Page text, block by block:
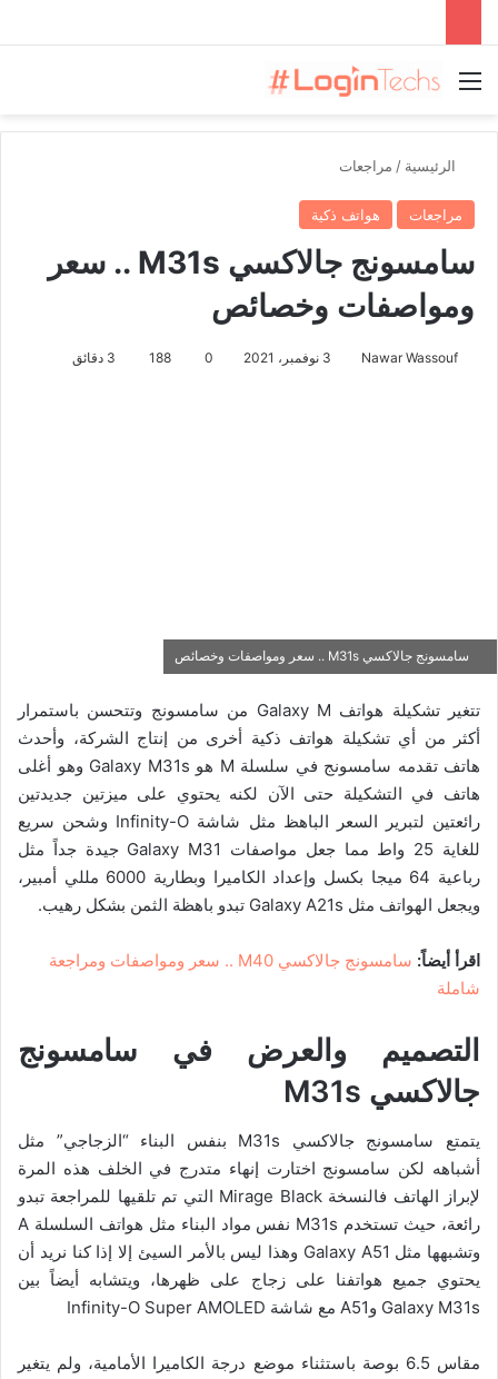
القائمة
الرئيسية / مراجعات
مراجعات هواتف ذكية
سامسونج جالاكسي M31s .. سعر
ومواصفات وخصائص
Nawar Wassouf 3 نوفمبر، 2021 0
188
سامسونج جالاكسي M31s .. سعر ومواصفات وخصائص
تتغير تشكيلة هواتف Galaxy M من سامسونج وتتحسن باستمرار
أكثر من أي تشكيلة هواتف ذكية أخرى من إنتاج الشركة، وأحدث
هاتف تقدمه سامسونج في سلسلة M هو Galaxy M31s وهو أغلى
هاتف في التشكيلة حتى الآن لكنه يحتوي على ميزتين جديدتين
رائعتين لتبرير السعر الباهظ مثل شاشة Infinity-O وشحن سريع
للغاية 25 واط مما جعل مواصفات Galaxy M31 جيدة جداً مثل
رباعية 64 ميجا بكسل وإعداد الكاميرا وبطارية 6000 مللي أمبير،
ويجعل الهواتف مثل Galaxy A21s تبدو باهظة الثمن بشكل رهيب.
اقرأ أيضاً:
سامسونج جالاكسي M40 .. سعر ومواصفات ومراجعة
شاملة
التصميم والعرض في سامسونج
جالاكسي M31s
يتمتع سامسونج جالاكسي M31s بنفس البناء “الزجاجي” مثل
أشباهه لكن سامسونج اختارت إنهاء متدرج في الخلف هذه المرة
لإبراز الهاتف فالنسخة Mirage Black التي تم تلقيها للمراجعة تبدو
رائعة، حيث تستخدم M31s نفس مواد البناء مثل هواتف السلسلة A
وتشبهها مثل Galaxy A51 وهذا ليس بالأمر السيئ إلا إذا كنا نريد أن
يحتوي جميع هواتفنا على زجاج على ظهرها، ويتشابه أيضاً بين
Galaxy M31s وA51 مع شاشة Infinity-O Super AMOLED
مقاس 6.5 بوصة باستثناء موضع درجة الكاميرا الأمامية، ولم يتغير